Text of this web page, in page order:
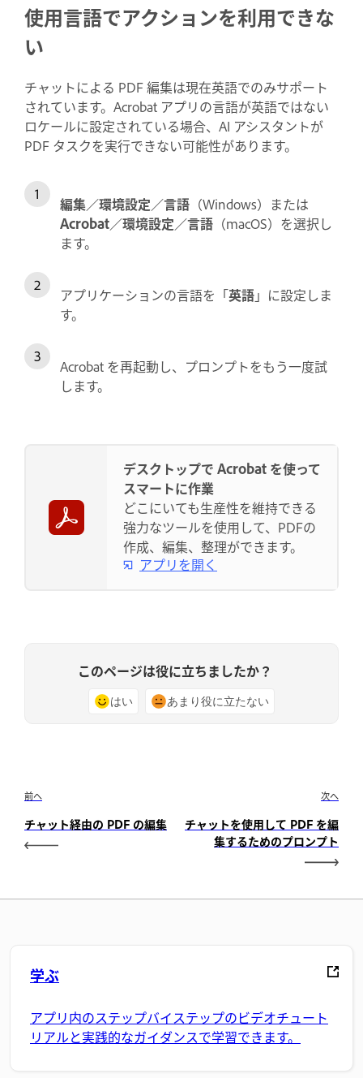
使用言語でアクションを利用できな
い
チャットによる PDF 編集は現在英語でのみサポート
されています。Acrobat アプリの言語が英語ではない
ロケールに設定されている場合、AI アシスタントが
PDF タスクを実行できない可能性があります。
編集／環境設定／言語 （Windows）または
Acrobat／環境設定／言語 （macOS）を選択し
ます。
アプリケーションの言語を「英語」に設定しま
す。
Acrobat を再起動し、プロンプトをもう一度試
します。
デスクトップで Acrobat を使って
スマートに作業
どこにいても生産性を維持できる
強力なツールを使用して、PDFの
作成、編集、整理ができます。
アプリを開く
このページは役に立ちましたか？
はい あまり役に立たない
前へ
チャット経由の PDF の編集
次へ
チャットを使用して PDF を編
集するためのプロンプト
学ぶ
アプリ内のステップバイステップのビデオチュート
リアルと実践的なガイダンスで学習できます。